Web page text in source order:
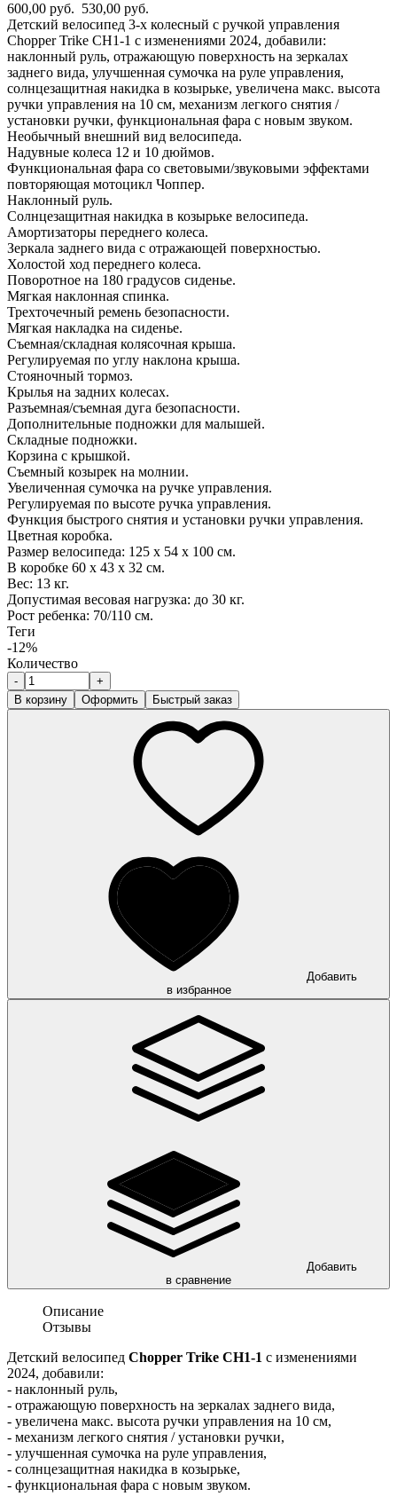
600,00 руб. 530,00 руб.
Детский велосипед 3-х колесный с ручкой управления
Chopper Trike CH1-1 c изменениями 2024, добавили:
наклонный руль, отражающую поверхность на зеркалах
заднего вида, улучшенная сумочка на руле управления,
солнцезащитная накидка в козырьке, увеличена макс. высота
ручки управления на 10 см, механизм легкого снятия /
установки ручки, функциональная фара с новым звуком.
Необычный внешний вид велосипеда.
Надувные колеса 12 и 10 дюймов.
Функциональная фара со световыми/звуковыми эффектами
повторяющая мотоцикл Чоппер.
Наклонный руль.
Солнцезащитная накидка в козырьке велосипеда.
Амортизаторы переднего колеса.
Зеркала заднего вида с отражающей поверхностью.
Холостой ход переднего колеса.
Поворотное на 180 градусов сиденье.
Мягкая наклонная спинка.
Трехточечный ремень безопасности.
Мягкая накладка на сиденье.
Съемная/складная колясочная крыша.
Регулируемая по углу наклона крыша.
Стояночный тормоз.
Крылья на задних колесах.
Разъемная/съемная дуга безопасности.
Дополнительные подножки для малышей.
Складные подножки.
Корзина с крышкой.
Съемный козырек на молнии.
Увеличенная сумочка на ручке управления.
Регулируемая по высоте ручка управления.
Функция быстрого снятия и установки ручки управления.
Цветная коробка.
Pазмер велосипеда: 125 х 54 х 100 см.
B коробке 60 х 43 х 32 см.
Bес: 13 кг.
Допустимая весовая нагрузка: до 30 кг.
Pост ребенка: 70/110 см.
Теги
-12%
Количество
-
+
В корзину
Оформить Быстрый заказ
Добавить
в избранное
Добавить
в сравнение
Описание
Отзывы
Детский велосипед Chopper Trike CH1-1 c изменениями
2024, добавили:
- наклонный руль,
- отражающую поверхность на зеркалах заднего вида,
- увеличена макс. высота ручки управления на 10 см,
- механизм легкого снятия / установки ручки,
- улучшенная сумочка на руле управления,
- солнцезащитная накидка в козырьке,
- функциональная фара с новым звуком.